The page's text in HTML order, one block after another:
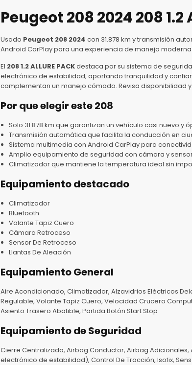
Peugeot 208 2024 208 1.2
Usado Peugeot 208 2024 con 31.878 km y transmisión
Android CarPlay para una experiencia de manejo
El 208 1.2 ALLURE PACKdestaca por su sistema de
electrónico de estabilidad, aportando tranquilidad y
complementan un manejo cómodo. Revisa disponibilidad
Por que elegir este 208
Solo 31.878 km que garantizan un vehículo casi nuevo y
Transmisión automática que facilita la conducción en
Sistema multimedia con Android CarPlay para
Amplio equipamiento de seguridad con cámara y
Climatizador que mantiene la temperatura ideal sin
Equipamiento destacado
Climatizador
Bluetooth
Volante Tapiz Cuero
Cámara Retroceso
Sensor De Retroceso
Llantas De Aleación
Equipamiento General
Aire Acondicionado, Climatizador, Alzavidrios Eléctricos
Regulable, Volante Tapiz Cuero, Velocidad Crucero
Asiento Trasero Abatible, Partida Botón Start Stop
Equipamiento de Seguridad
Cierre Centralizado, Airbag Conductor, Airbag Adicionales,
electrónico de estabilidad), Control De Tracción, Isofix,